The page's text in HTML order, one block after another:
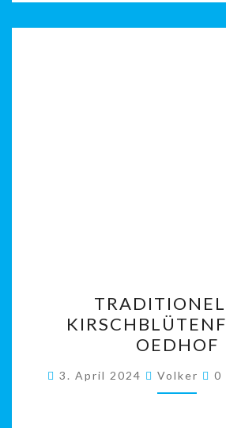
IN
OEDHOF
OEDHOF
3. April 2024 Volker 0